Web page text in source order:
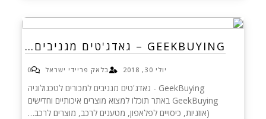
GEEKBUYING – גאדג'טים מגניבים…
יולי 30, 2018 בלאק פריידי ישראל 0
GeekBuying - גאדג'טים מגניבים למכורים לטכנולוגיה
GeekBuying באתר תוכלו למצוא מוצרים איכותיים וחדישים
(אוזניות, כיסויים לפלאפון, מטענים לרכב, מוצרים לרכב…